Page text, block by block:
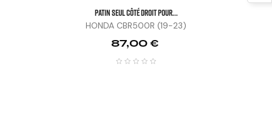
Patin Seul Côté Droit Pour...
HONDA CBR500R (19-23)
Prix
87,00 €